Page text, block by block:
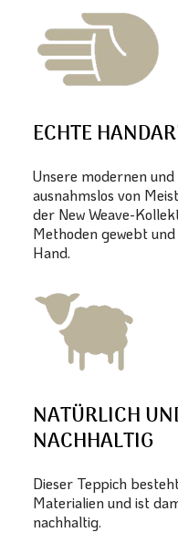
ECHTE
Unsere modernen
ausnahmslos von
der New Weave-
Methoden gewebt
Hand.
NATÜRLICH
NACHHALTIG
Dieser Teppich
Materialien und ist
nachhaltig.